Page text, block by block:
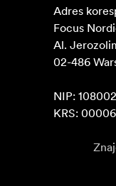
Adres
Focus
Al.
02-486
NIP:
KRS: